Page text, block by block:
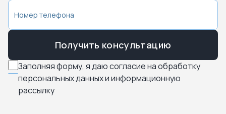
Заполняя форму, я даю согласие на обработку
персональных данных и информационную
рассылку
Получить консультацию